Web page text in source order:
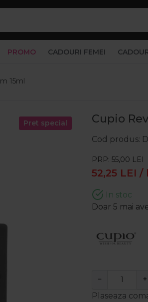
PROMO CADOURI FEMEI
15ml
Pret special Cupio
Cod produs
PRP: 55,00 LEI
52,25 LEI /
In stoc
Doar 5 mai
− +
Plaseaza